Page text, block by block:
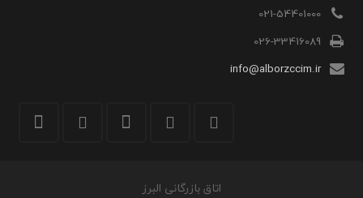
021-54401000
026-33416089
info@alborzccim.ir
اتاق بازرگانی البرز